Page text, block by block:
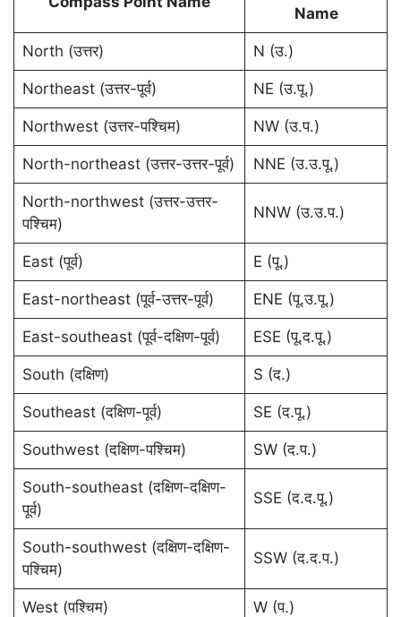
Name
North (उत्तर) N (उ.)
Northeast (उत्तर-पूर्व) NE (उ.पू.)
Northwest (उत्तर-पश्चिम) NW (उ.प.)
North-northeast (उत्तर-उत्तर-पूर्व) NNE (उ.उ.पू.)
North-northwest (उत्तर-उत्तर-
पश्चिम)
NNW (उ.उ.प.)
East (पूर्व) E (पू.)
East-northeast (पूर्व-उत्तर-पूर्व) ENE (पू.उ.पू.)
East-southeast (पूर्व-दक्षिण-पूर्व) ESE (पू.द.पू.)
South (दक्षिण) S (द.)
Southeast (दक्षिण-पूर्व) SE (द.पू.)
Southwest (दक्षिण-पश्चिम) SW (द.प.)
South-southeast (दक्षिण-दक्षिण-
पूर्व)
SSE (द.द.पू.)
South-southwest (दक्षिण-दक्षिण-
पश्चिम)
SSW (द.द.प.)
West (पश्चिम) W (प.)